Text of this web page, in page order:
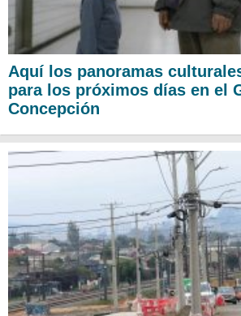
Aquí los panoramas
para los próximos días en el
Concepción